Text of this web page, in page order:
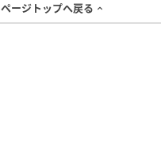
ページトップへ戻る